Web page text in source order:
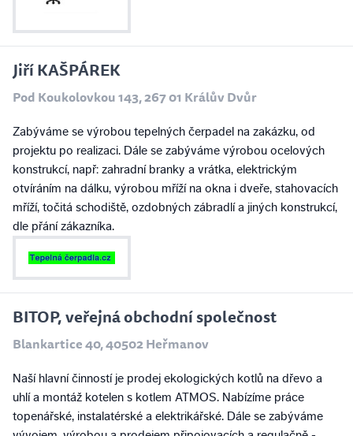
Jiří KAŠPÁREK
Pod Koukolovkou 143, 267 01 Králův Dvůr
Zabýváme se výrobou tepelných čerpadel na zakázku, od
projektu po realizaci. Dále se zabýváme výrobou ocelových
konstrukcí, např: zahradní branky a vrátka, elektrickým
otvíráním na dálku, výrobou mříží na okna i dveře, stahovacích
mříží, točitá schodiště, ozdobných zábradlí a jiných konstrukcí,
dle přání zákazníka.
BITOP, veřejná obchodní společnost
Blankartice 40, 40502 Heřmanov
Naší hlavní činností je prodej ekologických kotlů na dřevo a
uhlí a montáž kotelen s kotlem ATMOS. Nabízíme práce
topenářské, instalatérské a elektrikářské. Dále se zabýváme